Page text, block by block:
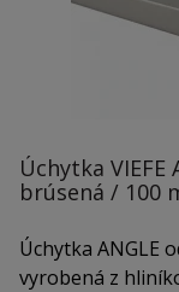
Úchytka VIEFE
brúsená / 100
Úchytka ANGLE
vyrobená z